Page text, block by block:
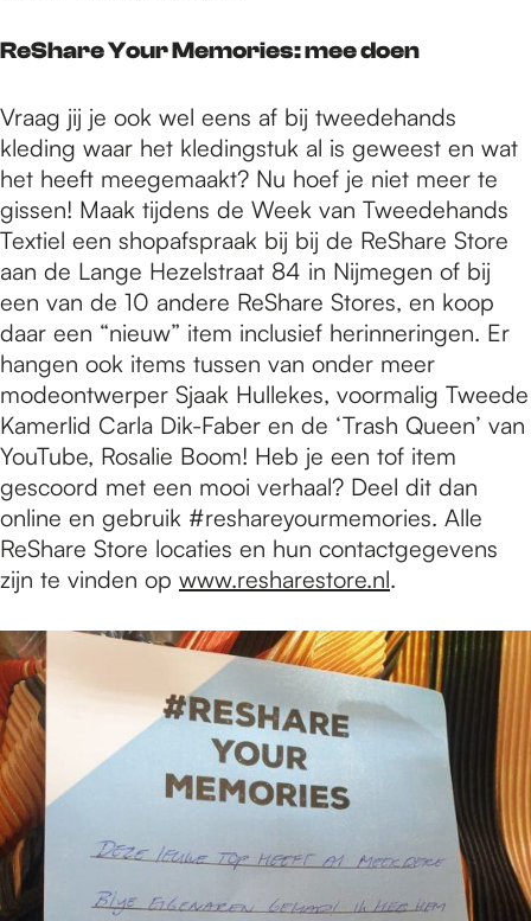
ReShare Your Memories: mee doen
Vraag jij je ook wel eens af bij tweedehands
kleding waar het kledingstuk al is geweest en wat
het heeft meegemaakt? Nu hoef je niet meer te
gissen! Maak tijdens de Week van Tweedehands
Textiel een shopafspraak bij bij de ReShare Store
aan de Lange Hezelstraat 84 in Nijmegen of bij
een van de 10 andere ReShare Stores, en koop
daar een “nieuw” item inclusief herinneringen. Er
hangen ook items tussen van onder meer
modeontwerper Sjaak Hullekes, voormalig Tweede
Kamerlid Carla Dik-Faber en de ‘Trash Queen’ van
YouTube, Rosalie Boom! Heb je een tof item
gescoord met een mooi verhaal? Deel dit dan
online en gebruik #reshareyourmemories. Alle
ReShare Store locaties en hun contactgegevens
zijn te vinden op www.resharestore.nl.